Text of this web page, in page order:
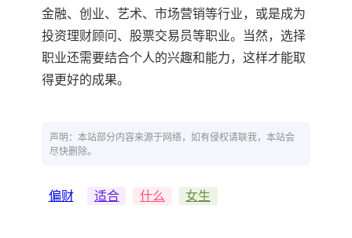
金融、创业、艺术、市场营销等行业，或是成为
投资理财顾问、股票交易员等职业。当然，选择
职业还需要结合个人的兴趣和能力，这样才能取
得更好的成果。
声明：本站部分内容来源于网络，如有侵权请联我，本站会
尽快删除。
偏财 适合 什么 女生